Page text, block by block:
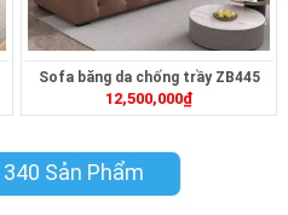
Sofa băng da chống trầy ZB445
12,500,000₫
Sản Phẩm